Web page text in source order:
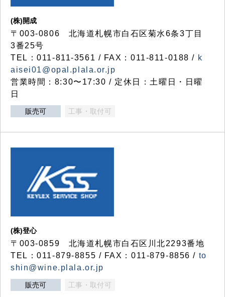
(株)開成
〒003-0806 北海道札幌市白石区菊水6条3丁目
3番25号
TEL：011-811-3561 / FAX：011-811-0188 / k
aisei01@opal.plala.or.jp
営業時間：8:30〜17:30 / 定休日：土曜日・日曜
日
販売可 工事・取付可
(株)登心
〒003-0859 北海道札幌市白石区川北2293番地
TEL：011-879-8855 / FAX：011-879-8856 / to
shin@wine.plala.or.jp
販売可 工事・取付可